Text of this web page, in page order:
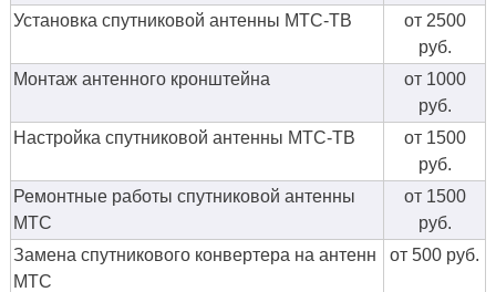
Установка спутниковой антенны МТС-ТВ
от 2500
руб.
Монтаж антенного кронштейна
от 1000
руб.
Настройка спутниковой антенны МТС-ТВ
от 1500
руб.
Ремонтные работы спутниковой антенны
МТС
от 1500
руб.
Замена спутникового конвертера на антенн
МТС
от 500 руб.